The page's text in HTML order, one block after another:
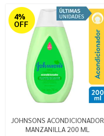
4%
OFF
JOHNSONS ACONDICIONADOR
MANZANILLA 200 ML